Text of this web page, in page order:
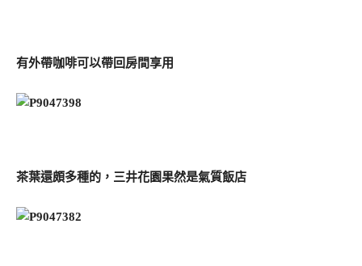
有外帶咖啡可以帶回房間享用
茶葉還頗多種的，三井花園果然是氣質飯店